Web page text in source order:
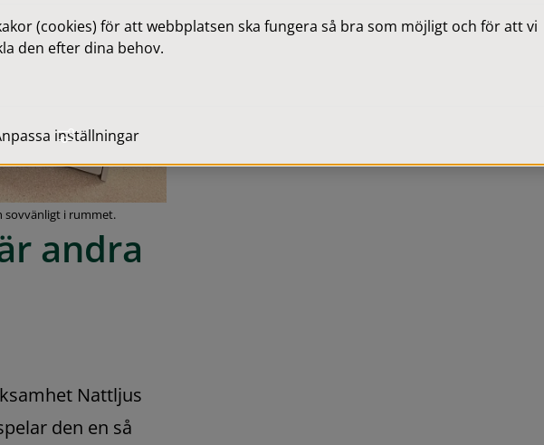
sovvänligt i rummet.
andra
Nattljus
den en så
(cookies) för att webbplatsen ska fungera så bra som möjligt och för att vi
den efter dina behov.
inställningar